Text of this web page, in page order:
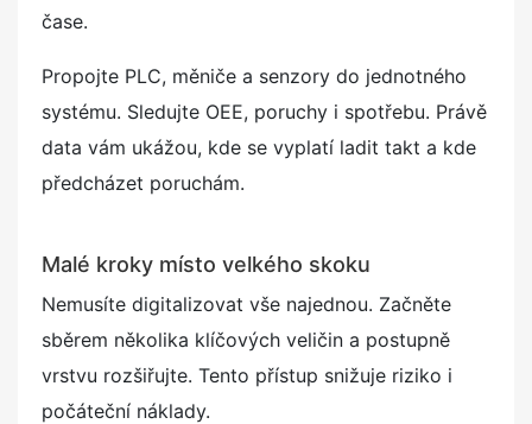
čase.
Propojte PLC, měniče a senzory do jednotného
systému. Sledujte OEE, poruchy i spotřebu. Právě
data vám ukážou, kde se vyplatí ladit takt a kde
předcházet poruchám.
Malé kroky místo velkého skoku
Nemusíte digitalizovat vše najednou. Začněte
sběrem několika klíčových veličin a postupně
vrstvu rozšiřujte. Tento přístup snižuje riziko i
počáteční náklady.